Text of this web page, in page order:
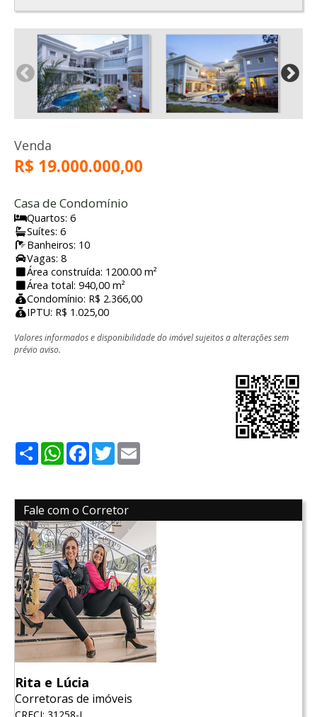
Venda
R$ 19.000.000,00
Casa de Condomínio
Quartos: 6
Suítes: 6
Banheiros: 10
Vagas: 8
Área construída: 1200.00 m²
Área total: 940,00 m²
Condomínio: R$ 2.366,00
IPTU: R$ 1.025,00
Valores informados e disponibilidade do imóvel sujeitos a alterações sem
prévio aviso.
ShareWhatsApp
Facebook
Twitter
Fale com o Corretor
Rita e Lúcia
Corretoras de imóveis
CRECI: 31258-J